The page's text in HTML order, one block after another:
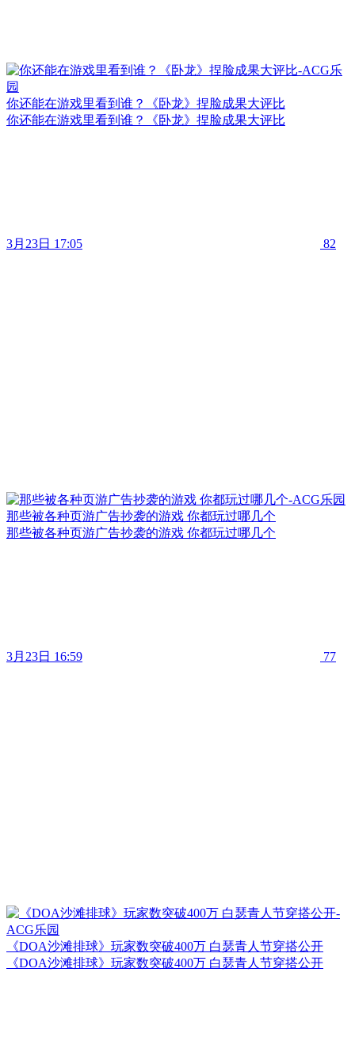
你还能在游戏里看到谁？《卧龙》捏脸成果大评比
你还能在游戏里看到谁？《卧龙》捏脸成果大评比
3月23日 17:05 82
那些被各种页游广告抄袭的游戏 你都玩过哪几个
那些被各种页游广告抄袭的游戏 你都玩过哪几个
3月23日 16:59 77
《DOA沙滩排球》玩家数突破400万 白瑟青人节穿搭公开
《DOA沙滩排球》玩家数突破400万 白瑟青人节穿搭公开